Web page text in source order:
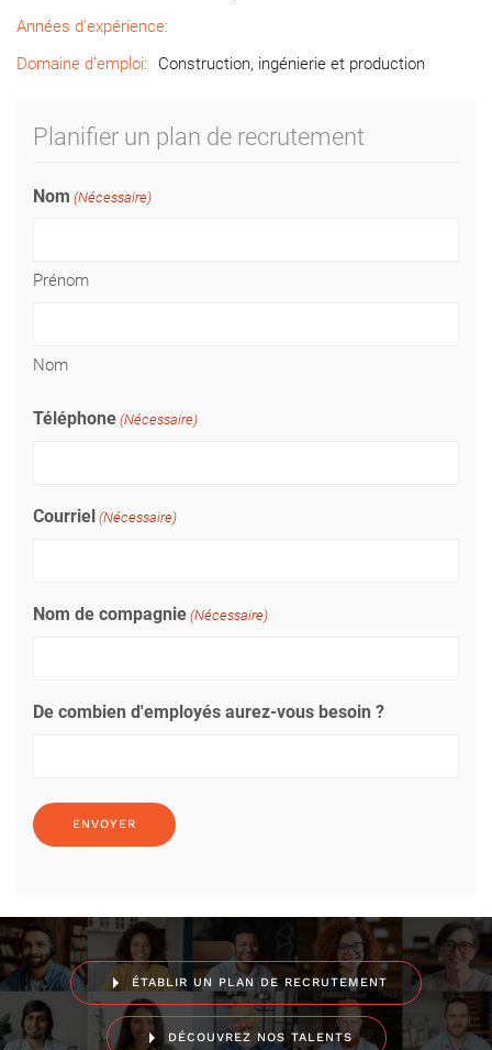
Années d’expérience:
Domaine d’emploi:
Construction, ingénierie et production
Planifier un plan de recrutement
Nom (Nécessaire)
Prénom
Nom
Téléphone (Nécessaire)
Courriel (Nécessaire)
Nom de compagnie (Nécessaire)
De combien d'employés aurez-vous besoin ?
ÉTABLIR UN PLAN DE RECRUTEMENT
DÉCOUVREZ NOS TALENTS